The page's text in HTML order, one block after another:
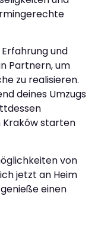
und
Partnern, um
zu realisieren.
deines Umzugs
Kraków starten
von
jetzt an Heim
einen